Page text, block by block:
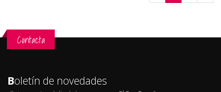
Contacta
Boletín de novedades